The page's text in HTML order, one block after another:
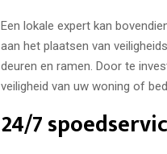
Een lokale expert kan
aan het plaatsen van
deuren en ramen. Door te
veiligheid van uw woning of
24/7